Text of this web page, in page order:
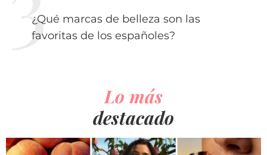
¿Qué marcas de belleza son las
favoritas de los españoles?
Lo más
destacado